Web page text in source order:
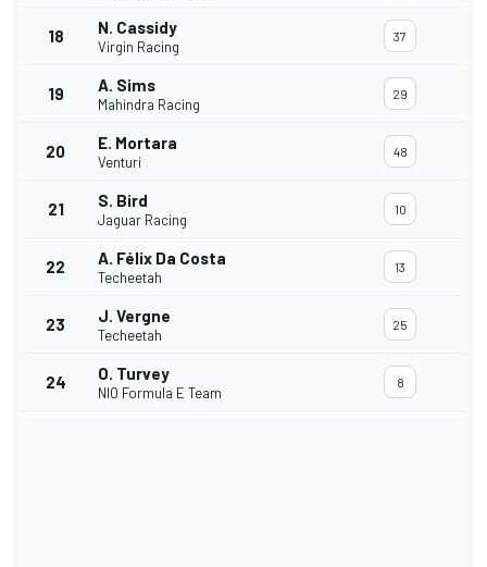
18 N. Cassidy
Virgin Racing
37
19 A. Sims
Mahindra Racing
29
20 E. Mortara
Venturi
48
21 S. Bird
Jaguar Racing
10
22 A. Félix Da Costa
Techeetah
13
23 J. Vergne
Techeetah
25
24 O. Turvey
NIO Formula E Team
8